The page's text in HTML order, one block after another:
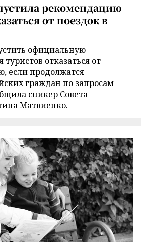
рекомендацию
от поездок в
официальную
отказаться от
если продолжатся
граждан по запросам
спикер Совета
Матвиенко.